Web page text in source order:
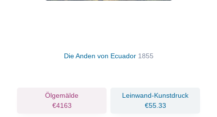
Die Anden von Ecuador 1855
Ölgemälde
€4163
Leinwand-Kunstdruck
€55.33